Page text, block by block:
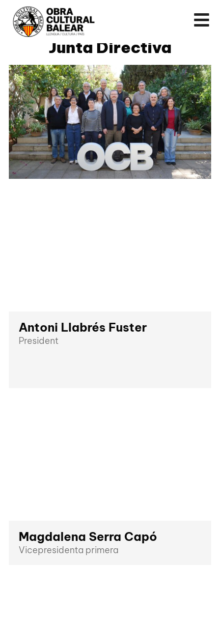
Junta Directiva
Antoni Llabrés Fuster
President
Magdalena Serra Capó
Vicepresidenta primera